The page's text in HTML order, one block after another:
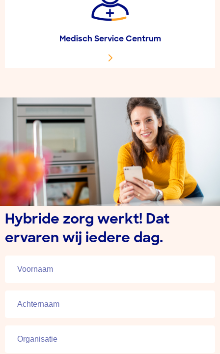
Medisch Service Centrum
Hybride zorg werkt! Dat
ervaren wij iedere dag.